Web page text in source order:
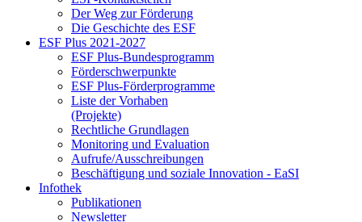
Der Weg zur För­de­rung
Die Ge­schich­te des ESF
ESF Plus 2021-2027
ESF Plus-Bun­des­pro­gramm
För­der­schwer­punk­te
ESF Plus-För­der­pro­gram­me
Lis­te der Vor­ha­ben
(Pro­jek­te)
Recht­li­che Grund­la­gen
Mo­ni­to­ring und Eva­lua­ti­on
Auf­ru­fe/Aus­schrei­bun­gen
Be­schäf­ti­gung und so­zia­le In­no­va­ti­on - Ea­SI
In­fo­thek
Pu­bli­ka­tio­nen
Newslet­ter